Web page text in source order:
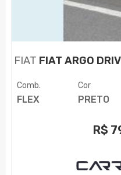
FIAT FIAT ARGO
Comb.
FLEX
Cor
PRETO
R$